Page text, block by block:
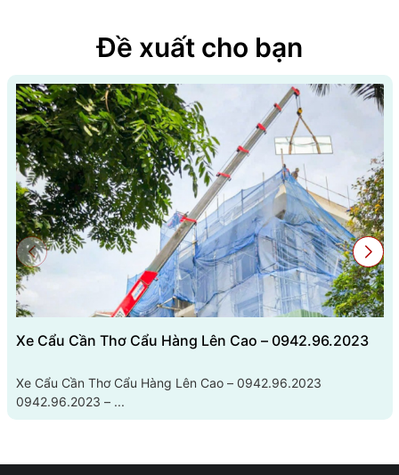
Đề xuất cho bạn
Xe Cẩu Cần Thơ Cẩu Hàng Lên Cao – 0942.96.2023
Xe Cẩu Cần Thơ Cẩu Hàng Lên Cao – 0942.96.2023
0942.96.2023 – ...